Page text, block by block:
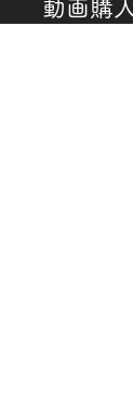
動画購